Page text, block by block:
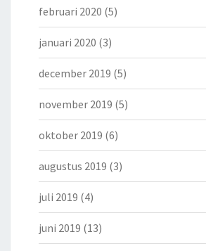
februari 2020 (5)
januari 2020 (3)
december 2019 (5)
november 2019 (5)
oktober 2019 (6)
augustus 2019 (3)
juli 2019 (4)
juni 2019 (13)